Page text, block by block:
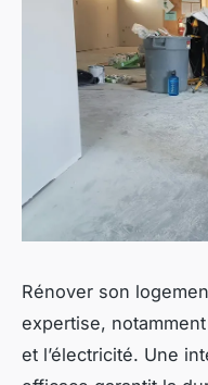
Rénover son
expertise,
et l’électricité. Une